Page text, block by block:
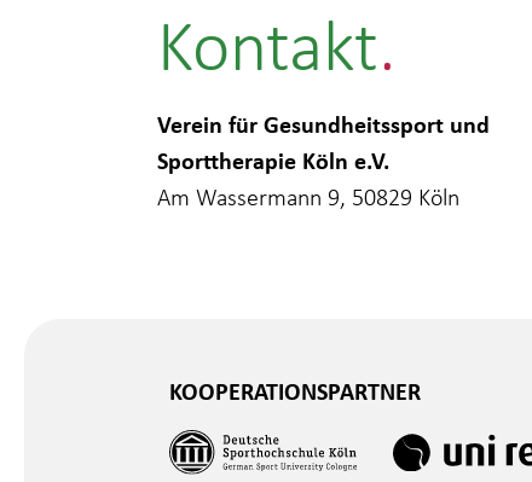
Kontakt
Verein für Gesundheitssport und
Sporttherapie Köln e.V.
Am Wassermann 9, 50829 Köln
KOOPERATIONSPARTNER